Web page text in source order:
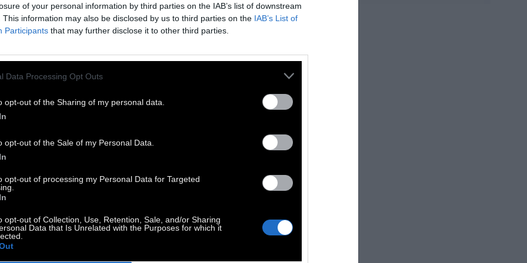
of your personal information by third parties on the IAB’s list of downstream
This information may also be disclosed by us to third parties on the IAB’s List of
Participants that may further disclose it to other third parties.
Data Processing Opt Outs
opt-out of the Sharing of my personal data.
opt-out of the Sale of my Personal Data.
opt-out of processing my Personal Data for Targeted
opt-out of Collection, Use, Retention, Sale, and/or Sharing
Data that Is Unrelated with the Purposes for which it
απευθύνεται σε ανεξάρτητους
από την Ελλάδα και το εξωτερικό. Τα
Μετάβασης» κινούνται σε τέσσερις
κατευθύνσεις: Πολιτισμός, Άνθρωπος,
και Περιβάλλον. Οι τρεις κεντρικοί θεματικοί
Περιβάλλον και Εργασία. Τα προτεινόμενα
δράσεις, μπορούν να αφορούν σε έναν ή
θεματικούς άξονες, μία ή
περιοχές τέχνης και δημιουργίας. Το